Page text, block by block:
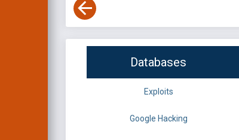
Databases
Exploits
Google Hacking